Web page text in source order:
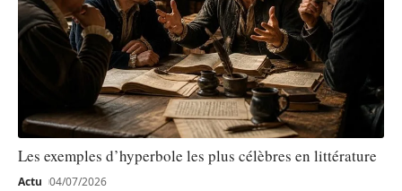
Les exemples d’hyperbole les plus célèbres en littérature
Actu 04/07/2026